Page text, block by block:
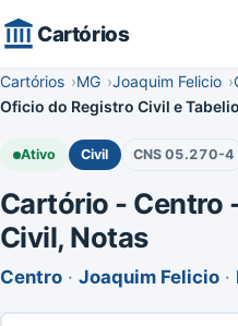
Cartórios
Cartórios MG Joaquim Felicio
Oficio do Registro Civil e
Ativo Civil CNS 05.270-4
Cartório - Centro
Civil, Notas
Centro · Joaquim Felicio ·